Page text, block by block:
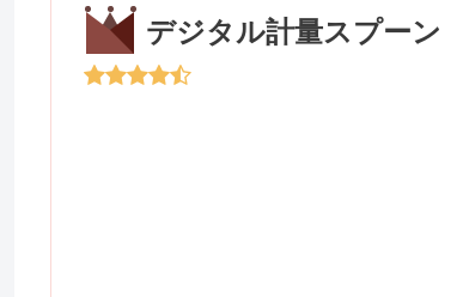
デジタル計量スプーン